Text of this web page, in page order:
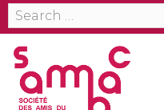
Search
for:
MENU